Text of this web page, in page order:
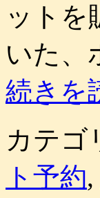
ットを
いた、
続きを
カテゴ
ト予約,